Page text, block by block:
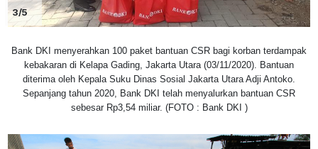
3/5
Bank DKI menyerahkan 100 paket bantuan CSR bagi korban terdampak
kebakaran di Kelapa Gading, Jakarta Utara (03/11/2020). Bantuan
diterima oleh Kepala Suku Dinas Sosial Jakarta Utara Adji Antoko.
Sepanjang tahun 2020, Bank DKI telah menyalurkan bantuan CSR
sebesar Rp3,54 miliar. (FOTO : Bank DKI )